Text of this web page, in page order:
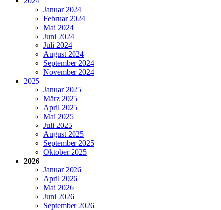
Januar 2024
Februar 2024
Mai 2024
Juni 2024
Juli 2024
August 2024
September 2024
November 2024
2025
Januar 2025
März 2025
April 2025
Mai 2025
Juli 2025
August 2025
September 2025
Oktober 2025
2026
Januar 2026
April 2026
Mai 2026
Juni 2026
September 2026